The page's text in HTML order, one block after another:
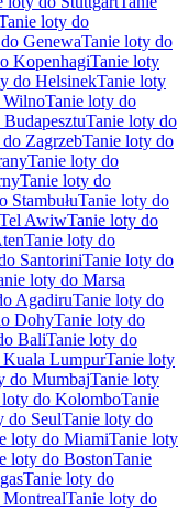
loty do
GenewaTanie loty do
KopenhagiTanie loty
do HelsinekTanie loty
WilnoTanie loty do
Tanie loty do
ZagrzebTanie loty do
Tanie loty do
Tanie loty do
StambułuTanie loty do
AwiwTanie loty do
Tanie loty do
SantoriniTanie loty do
loty do Marsa
AgadiruTanie loty do
DohyTanie loty do
BaliTanie loty do
LumpurTanie loty
do MumbajTanie loty
loty do KolomboTanie
do SeulTanie loty do
loty do MiamiTanie loty
loty do BostonTanie
Tanie loty do
Tanie loty do